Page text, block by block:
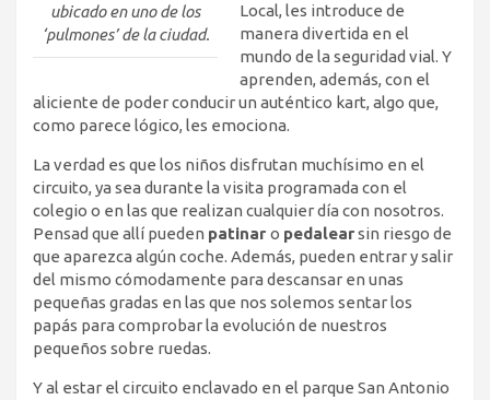
ubicado en uno de los
‘pulmones’ de la ciudad.
Local, les introduce de
manera divertida en el
mundo de la seguridad vial. Y
aprenden, además, con el
aliciente de poder conducir un auténtico kart, algo que,
como parece lógico, les emociona.
La verdad es que los niños disfrutan muchísimo en el
circuito, ya sea durante la visita programada con el
colegio o en las que realizan cualquier día con nosotros.
Pensad que allí pueden patinar o pedalearsin riesgo de
que aparezca algún coche. Además, pueden entrar y salir
del mismo cómodamente para descansar en unas
pequeñas gradas en las que nos solemos sentar los
papás para comprobar la evolución de nuestros
pequeños sobre ruedas.
Y al estar el circuito enclavado en el parque San Antonio